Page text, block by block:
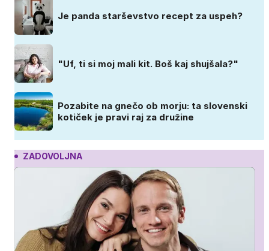
Je panda starševstvo recept za uspeh?
"Uf, ti si moj mali kit. Boš kaj shujšala?"
Pozabite na gnečo ob morju: ta slovenski
kotiček je pravi raj za družine
ZADOVOLJNA